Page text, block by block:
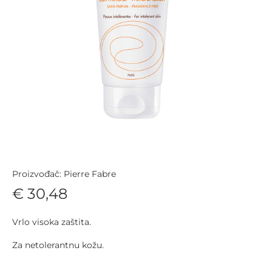
Proizvođač: Pierre Fabre
€ 30,48
Vrlo visoka zaštita.
Za netolerantnu kožu.